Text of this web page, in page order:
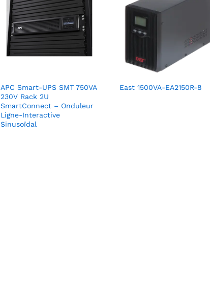
APC Smart-UPS SMT 750VA
230V Rack 2U
SmartConnect – Onduleur
Ligne-Interactive
Sinusoïdal
East 1500VA-EA2150R-8